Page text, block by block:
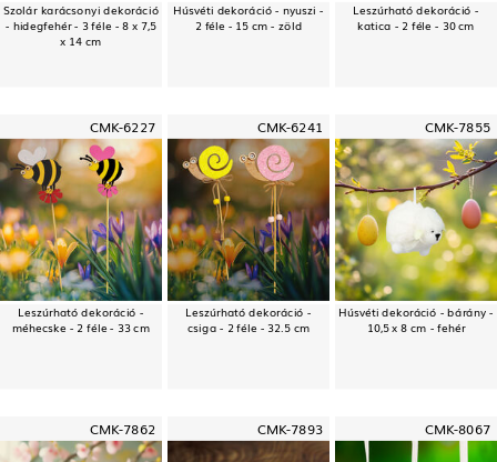
Szolár karácsonyi dekoráció
- hidegfehér - 3 féle - 8 x 7,5
x 14 cm
Húsvéti dekoráció - nyuszi -
2 féle - 15 cm - zöld
Leszúrható dekoráció -
katica - 2 féle - 30 cm
CMK-6227
Leszúrható dekoráció -
méhecske - 2 féle - 33 cm
CMK-6241
Leszúrható dekoráció -
csiga - 2 féle - 32.5 cm
CMK-7855
Húsvéti dekoráció - bárány -
10,5 x 8 cm - fehér
CMK-7862 CMK-7893 CMK-8067